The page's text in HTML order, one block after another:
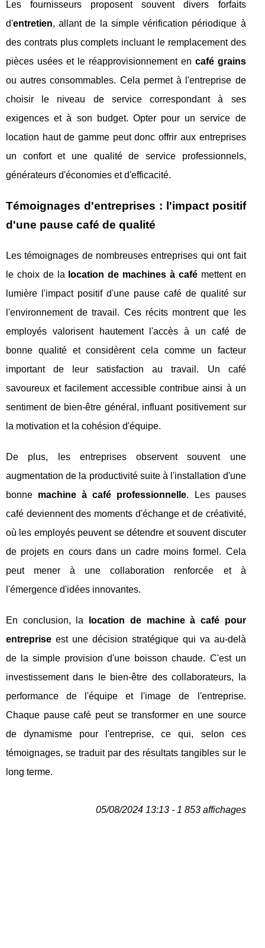
Les fournisseurs proposent souvent divers forfaits
d'entretien, allant de la simple vérification périodique à
des contrats plus complets incluant le remplacement des
pièces usées et le réapprovisionnement en café grains
ou autres consommables. Cela permet à l'entreprise de
choisir le niveau de service correspondant à ses
exigences et à son budget. Opter pour un service de
location haut de gamme peut donc offrir aux entreprises
un confort et une qualité de service professionnels,
générateurs d'économies et d'efficacité.
Témoignages d'entreprises : l'impact positif
d'une pause café de qualité
Les témoignages de nombreuses entreprises qui ont fait
le choix de la location de machines à cafémettent en
lumière l'impact positif d'une pause café de qualité sur
l'environnement de travail. Ces récits montrent que les
employés valorisent hautement l'accès à un café de
bonne qualité et considèrent cela comme un facteur
important de leur satisfaction au travail. Un café
savoureux et facilement accessible contribue ainsi à un
sentiment de bien-être général, influant positivement sur
la motivation et la cohésion d'équipe.
De plus, les entreprises observent souvent une
augmentation de la productivité suite à l'installation d'une
bonne machine à café professionnelle. Les pauses
café deviennent des moments d'échange et de créativité,
où les employés peuvent se détendre et souvent discuter
de projets en cours dans un cadre moins formel. Cela
peut mener à une collaboration renforcée et à
l'émergence d'idées innovantes.
En conclusion, la
location de machine à café pour
entreprise est une décision stratégique qui va au-delà
de la simple provision d'une boisson chaude. C'est un
investissement dans le bien-être des collaborateurs, la
performance de l'équipe et l'image de l'entreprise.
Chaque pause café peut se transformer en une source
de dynamisme pour l'entreprise, ce qui, selon ces
témoignages, se traduit par des résultats tangibles sur le
long terme.
05/08/2024 13:13 - 1 853 affichages